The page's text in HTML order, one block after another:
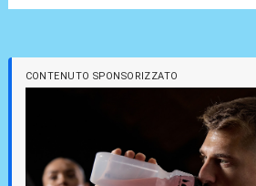
CONTENUTO SPONSORIZZATO